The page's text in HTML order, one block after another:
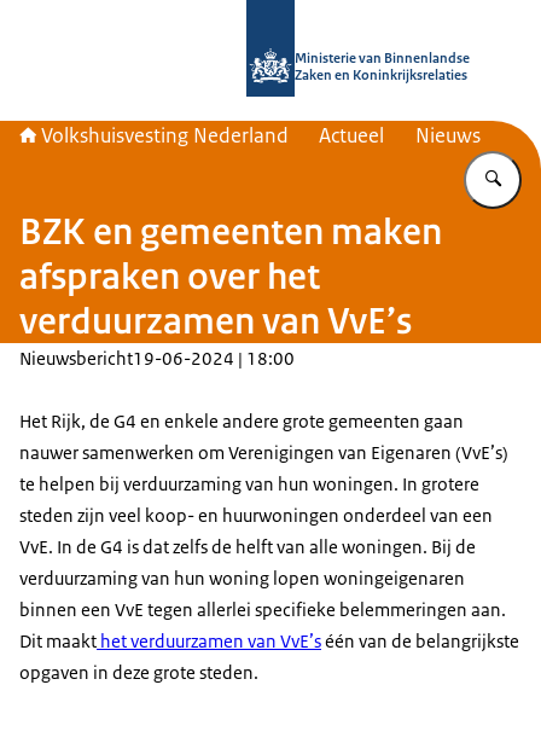
Ministerie van Binnenlandse
Zaken en Koninkrijksrelaties
Volkshuisvesting Nederland Actueel Nieuws
BZK en gemeenten maken
afspraken over het
verduurzamen van VvE’s
Nieuwsbericht19-06-2024 | 18:00
Het Rijk, de G4 en enkele andere grote gemeenten gaan
nauwer samenwerken om Verenigingen van Eigenaren (VvE’s)
te helpen bij verduurzaming van hun woningen. In grotere
steden zijn veel koop- en huurwoningen onderdeel van een
VvE. In de G4 is dat zelfs de helft van alle woningen. Bij de
verduurzaming van hun woning lopen woningeigenaren
binnen een VvE tegen allerlei specifieke belemmeringen aan.
Dit maakt het verduurzamen van VvE’séén van de belangrijkste
opgaven in deze grote steden.